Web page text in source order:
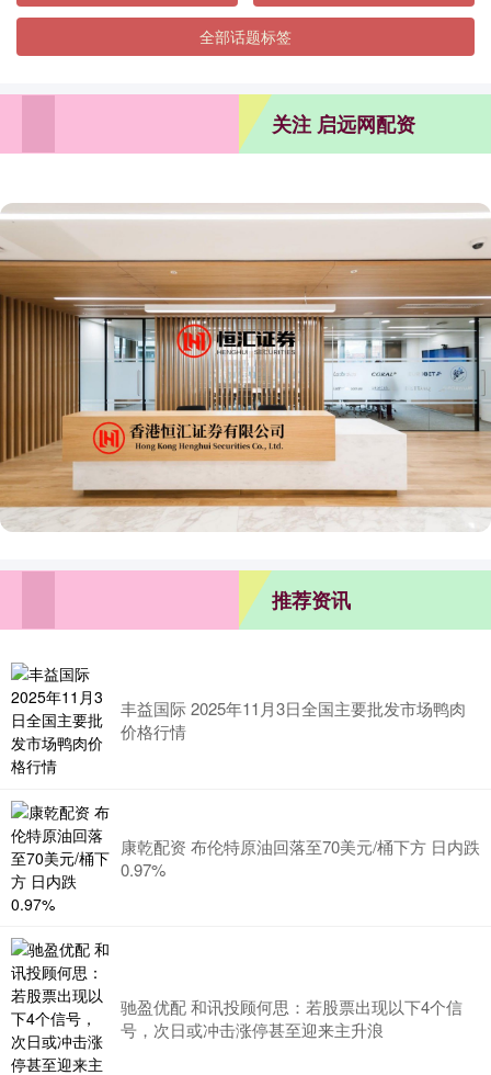
全部话题标签
关注 启远网配资
推荐资讯
丰益国际 2025年11月3日全国主要批发市场鸭肉
价格行情
康乾配资 布伦特原油回落至70美元/桶下方 日内跌
0.97%
驰盈优配 和讯投顾何思：若股票出现以下4个信
号，次日或冲击涨停甚至迎来主升浪